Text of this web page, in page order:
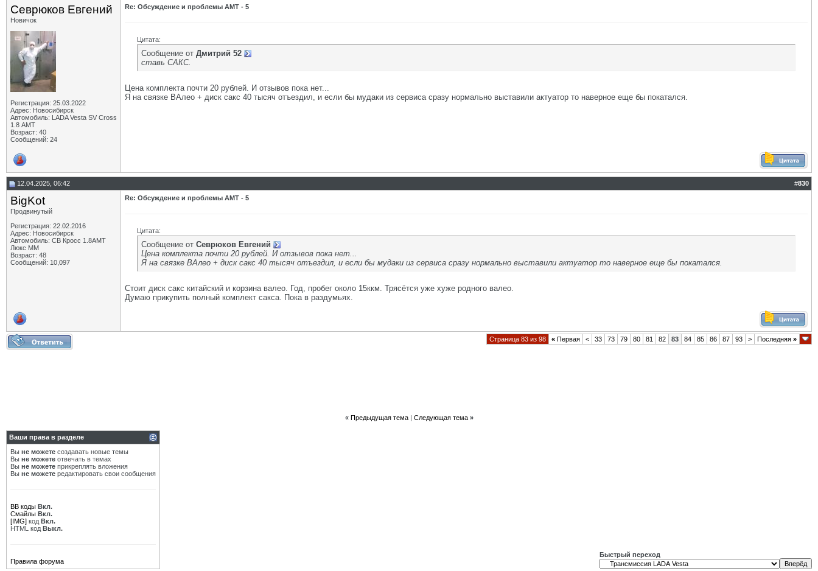
Севрюков Евгений
Новичок
Регистрация: 25.03.2022
Адрес: Новосибирск
Автомобиль: LADA Vesta SV Cross
1.8 АМТ
Возраст: 40
Сообщений: 24
Re: Обсуждение и проблемы АМТ - 5
Цитата:
Сообщение от Дмитрий 52
ставь САКС.
Цена комплекта почти 20 рублей. И отзывов пока нет...
Я на связке ВАлео + диск сакс 40 тысяч отъездил, и если бы мудаки из сервиса сразу нормально выставили актуатор то наверное еще бы покатался.
12.04.2025, 06:42 #830
BigKot
Продвинутый
Регистрация: 22.02.2016
Адрес: Новосибирск
Автомобиль: СВ Кросс 1.8АМТ
Люкс ММ
Возраст: 48
Сообщений: 10,097
Re: Обсуждение и проблемы АМТ - 5
Цитата:
Сообщение от Севрюков Евгений
Цена комплекта почти 20 рублей. И отзывов пока нет...
Я на связке ВАлео + диск сакс 40 тысяч отъездил, и если бы мудаки из сервиса сразу нормально выставили актуатор то наверное еще бы покатался.
Стоит диск сакс китайский и корзина валео. Год, пробег около 15ккм. Трясётся уже хуже родного валео.
Думаю прикупить полный комплект сакса. Пока в раздумьях.
Страница 83 из 98 « Первая < 33 73 79 80 81 82 83 84 85 86 87 93 > Последняя »
« Предыдущая тема| Следующая тема »
Ваши права в разделе
Вы не можете создавать новые темы
Вы не можете отвечать в темах
Вы не можете прикреплять вложения
Вы не можете редактировать свои сообщения
BB коды Вкл.
Смайлы Вкл.
[IMG] код Вкл.
HTML код Выкл.
Правила форума
Быстрый переход